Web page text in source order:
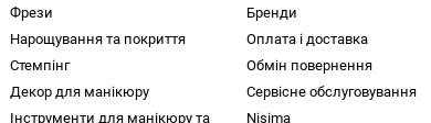
Фрези
Нарощування та покриття
Стемпінг
Декор для манікюру
Інструменти для манікюру та
Бренди
Оплата і доставка
Обмін повернення
Сервісне обслуговування
Nisima